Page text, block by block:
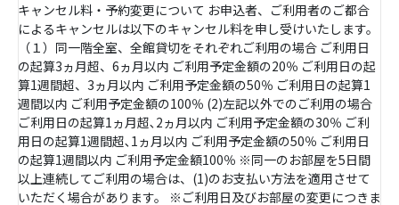
キャンセル料・予約変更について お申込者、ご利用者のご都合
によるキャンセルは以下のキャンセル料を申し受けいたします。
（１）同一階全室、全館貸切をそれぞれご利用の場合 ご利用日
の起算3ヵ月超、6ヵ月以内 ご利用予定金額の20％ ご利用日の起
算1週間超、3ヵ月以内 ご利用予定金額の50％ ご利用日の起算1
週間以内 ご利用予定金額の100％ (2)左記以外でのご利用の場合
ご利用日の起算1ヵ月超､2ヵ月以内 ご利用予定金額の30％ ご利
用日の起算1週間超､1ヵ月以内 ご利用予定金額の50％ ご利用日
の起算1週間以内 ご利用予定金額100％ ※同一のお部屋を5日間
以上連続してご利用の場合は、(1)のお支払い方法を適用させて
いただく場合があります。 ※ご利用日及びお部屋の変更につきま